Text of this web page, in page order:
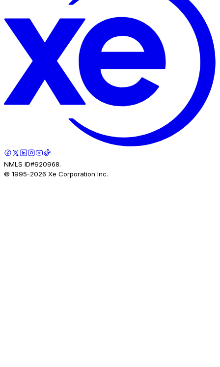
NMLS ID#920968.
© 1995-2026 Xe Corporation Inc.